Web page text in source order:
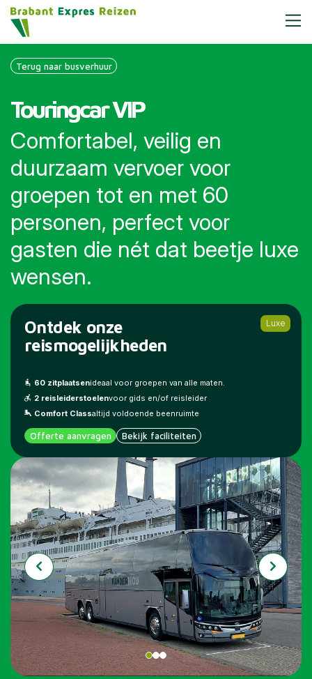
Terug naar busverhuur
Touringcar VIP
Comfortabel, veilig en
duurzaam vervoer voor
groepen tot en met 60
personen, perfect voor
gasten die nét dat beetje luxe
wensen.
Luxe
Ontdek onze
reismogelijkheden
60 zitplaatsenideaal voor groepen van alle maten.
2 reisleiderstoelenvoor gids en/of reisleider
Comfort Classaltijd voldoende beenruimte
Offerte aanvragen Bekijk faciliteiten